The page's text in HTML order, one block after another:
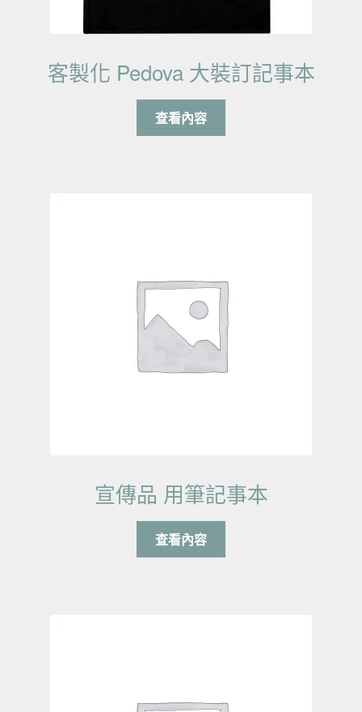
客製化 Pedova 大裝訂記事本
查看內容
宣傳品 用筆記事本
查看內容